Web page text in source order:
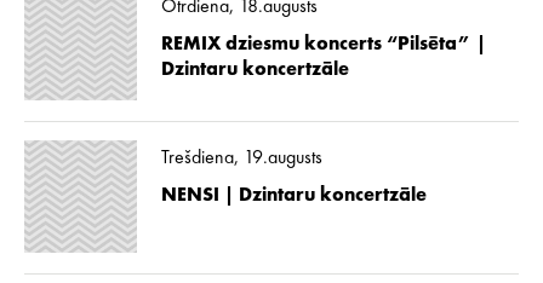
Otrdiena, 18.augusts
REMIX dziesmu koncerts “Pilsēta” |
Dzintaru koncertzāle
Trešdiena, 19.augusts
NENSI | Dzintaru koncertzāle